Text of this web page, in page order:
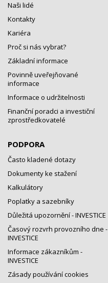
Naši lidé
Kontakty
Kariéra
Proč si nás vybrat?
Základní informace
Povinně uveřejňované
informace
Informace o udržitelnosti
Finanční poradci a investiční
zprostředkovatelé
PODPORA
Často kladené dotazy
Dokumenty ke stažení
Kalkulátory
Poplatky a sazebníky
Důležitá upozornění - INVESTICE
Časový rozvrh provozního dne -
INVESTICE
Informace zákazníkům -
INVESTICE
Zásady používání cookies